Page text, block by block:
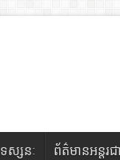
ទស្សនៈ ព័ត៌មានអន្តរជ